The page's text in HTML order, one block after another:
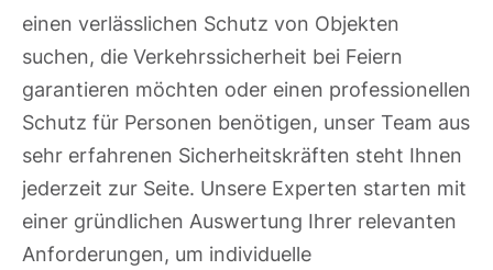
einen verlässlichen Schutz von Objekten
suchen, die Verkehrssicherheit bei Feiern
garantieren möchten oder einen professionellen
Schutz für Personen benötigen, unser Team aus
sehr erfahrenen Sicherheitskräften steht Ihnen
jederzeit zur Seite. Unsere Experten starten mit
einer gründlichen Auswertung Ihrer relevanten
Anforderungen, um individuelle